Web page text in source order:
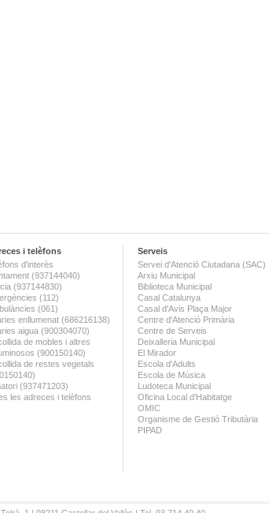
i telèfons
d'interès
(937144040)
(937144830)
(112)
(061)
enllumenat (686216138)
aigua (900304070)
de mobles i altres
(900150140)
de restes vegetals
(937471203)
les adreces i telèfons
Serveis
Servei d'Atenció Ciutadana (SAC)
Arxiu Municipal
Biblioteca Municipal
Casal Catalunya
Casal d'Avis Plaça Major
Centre d'Atenció Primària
Centre de Serveis
Deixalleria Municipal
El Mirador
Escola d'Adults
Escola de Música
Ludoteca Municipal
Oficina Local d'Habitatge
OMIC
Organisme de Gestió Tributària
PIPAD